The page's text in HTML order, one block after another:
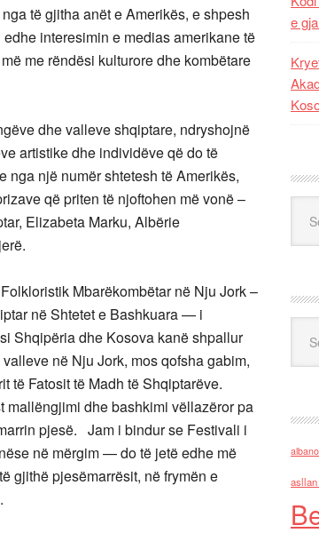
të gjitha anët e Amerikës, e shpesh
interesimin e medias amerikane të
me rëndësi kulturore dhe kombëtare
dhe valleve shqiptare, ndryshojnë
artistike dhe individëve që do të
nga një numër shtetesh të Amerikës,
që priten të njoftohen më vonë –
Elizabeta Marku, Albërie
Mbarëkombëtar në Nju Jork –
në Shtetet e Bashkuara — i
Shqipëria dhe Kosova kanë shpallur
në Nju Jork, mos qofsha gabim,
të Fatosit të Madh të Shqiptarëve.
mallëngjimi dhe bashkimi vëllazëror pa
pjesë. Jam i bindur se Festivali i
në mërgim — do të jetë edhe më
gjithë pjesëmarrësit, në frymën e
e